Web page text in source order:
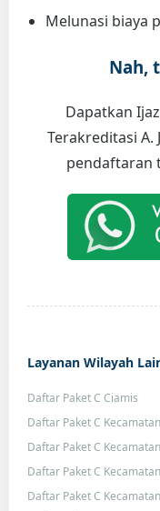
Melunasi biaya
Nah,
Dapatkan
Terakreditasi A.
pendaftaran
Layanan Wilayah
Daftar Paket C Ciamis
Daftar Paket C
Daftar Paket C
Daftar Paket C
Daftar Paket C